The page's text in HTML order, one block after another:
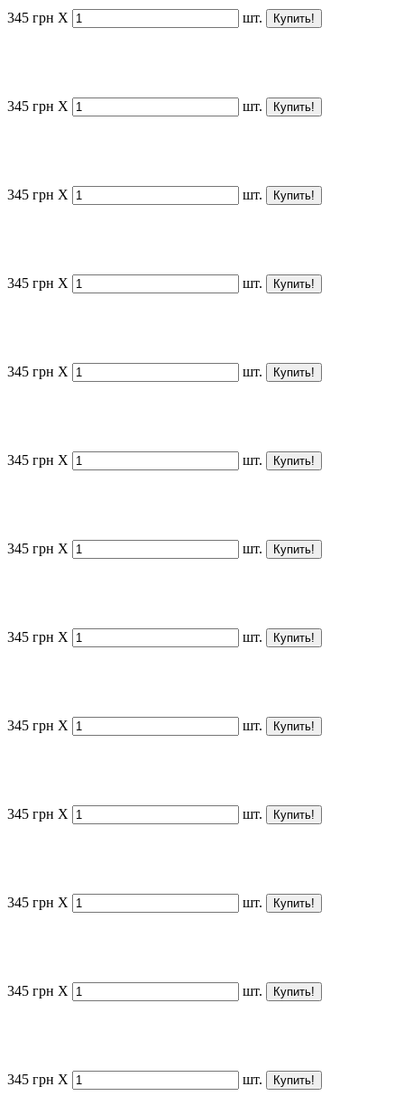
345 грн X шт.
345 грн X шт.
345 грн X шт.
345 грн X шт.
345 грн X шт.
345 грн X шт.
345 грн X шт.
345 грн X шт.
345 грн X шт.
345 грн X шт.
345 грн X шт.
345 грн X шт.
345 грн X шт.